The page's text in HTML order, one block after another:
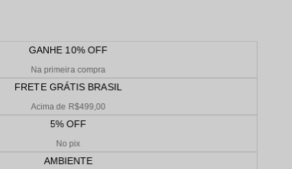
GANHE 10% OFF
Na primeira compra
FRETE GRÁTIS BRASIL
Acima de R$499,00
5% OFF
No pix
AMBIENTE